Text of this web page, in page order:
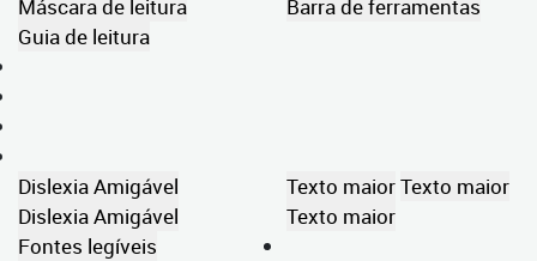
Máscara de leitura
Guia de leitura
Barra de ferramentas
Dislexia Amigável
Dislexia Amigável
Fontes legíveis
Texto maiorTexto maior
Texto maior